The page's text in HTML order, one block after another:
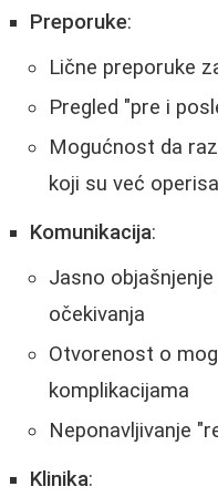
Preporuke:
Lične preporuke
Pregled "pre i
Mogućnost da
koji su već
Komunikacija:
Jasno
očekivanja
Otvorenost o
komplikacijama
Neponavljivanje
Klinika: